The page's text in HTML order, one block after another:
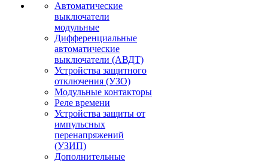
Автоматические
выключатели
модульные
Дифференциальные
автоматические
выключатели (АВДТ)
Устройства защитного
отключения (УЗО)
Модульные контакторы
Реле времени
Устройства защиты от
импульсных
перенапряжений
(УЗИП)
Дополнительные